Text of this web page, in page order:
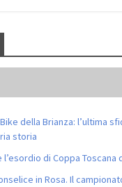
della Brianza: l’ultima
storia
di Coppa Toscana
in Rosa. Il